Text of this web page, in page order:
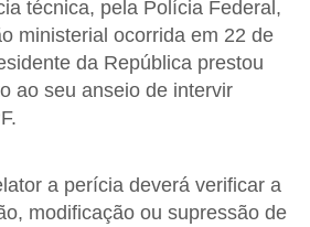
técnica, pela Polícia Federal,
ministerial ocorrida em 22 de
da República prestou
ao seu anseio de intervir
a perícia deverá verificar a
modificação ou supressão de